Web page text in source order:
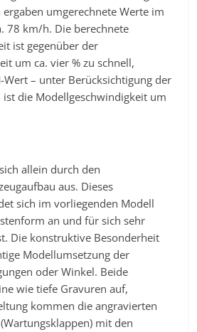
umgerechnete Werte im
78 km/h. Die berechnete
ist gegenüber der
um ca. vier % zu schnell,
Wert – unter Berücksichtigung der
ist die Modellgeschwindigkeit um
allein durch den
aus. Dieses
sich im vorliegenden Modell
an und für sich sehr
Die konstruktive Besonderheit
Modellumsetzung der
oder Winkel. Beide
wie tiefe Gravuren auf,
kommen die angravierten
mit den